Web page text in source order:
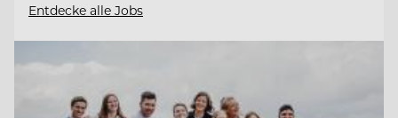
Entdecke alle Jobs